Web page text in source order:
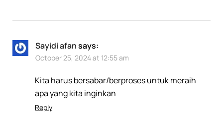
Sayidi afansays:
October 25, 2024 at 12:55 am
Kita harus bersabar/berproses untuk meraih
apa yang kita inginkan
Reply